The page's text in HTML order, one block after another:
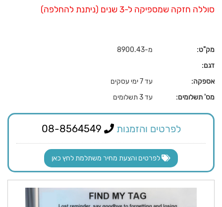
סוללה חזקה שמספיקה ל-3 שנים (ניתנת להחלפה)
מק"ט:
מ-8900.43
דגם:
אספקה:
עד 7 ימי עסקים
מס' תשלומים:
עד 3 תשלומים
לפרטים והזמנות
לפרטים והצעת מחיר משתלמת לחץ כאן